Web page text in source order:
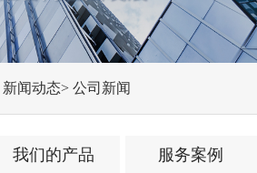
新闻动态>公司新闻
我们的产品 服务案例